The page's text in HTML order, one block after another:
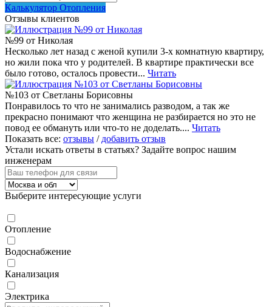
Калькулятор Отопления
Отзывы клиентов
№99 от Николая
Несколько лет назад с женой купили 3-х комнатную квартиру,
но жили пока что у родителей. В квартире практически все
было готово, осталось провести... Читать
№103 от Светланы Борисовны
Понравилось то что не занимались разводом, а так же
прекрасно понимают что женщина не разбирается но это не
повод ее обмануть или что-то не доделать.... Читать
Показать все: отзывы / добавить отзыв
Устали искать ответы в статьях? Задайте вопрос нашим
инженерам
Выберите интересующие услуги
Отопление
Водоснабжение
Канализация
Электрика